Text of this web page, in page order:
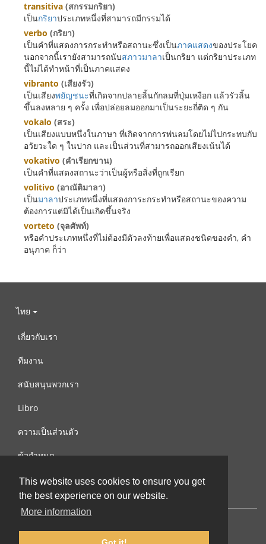
This website uses cookies to ensure you get
the best experience on our website.
More information
transitiva (สกรรมกริยา)
เป็นกริยาประเภทหนึ่งที่สามารถมีกรรมได้
verbo (กริยา)
เป็นคำที่แสดงการกระทำหรือสถานะซึ่งเป็นภาคแสดงของประโยค
นอกจากนี้เรายังสามารถนับสภาวมาลาเป็นกริยา แต่กริยาประเภท
นี้ไม่ได้ทำหน้าที่เป็นภาคแสดง
vibranto (เสียงรัว)
เป็นเสียงพยัญชนะที่เกิดจากปลายลิ้นกักลมที่ปุ่มเหงือก แล้วรัวลิ้น
ขึ้นลงหลาย ๆ ครั้ง เพื่อปล่อยลมออกมาเป็นระยะถี่ติด ๆ กัน
vokalo (สระ)
เป็นเสียงแบบหนึ่งในภาษา ที่เกิดจากการพ่นลมโดยไม่ไปกระทบกับ
อวัยวะใด ๆ ในปาก และเป็นส่วนที่สามารถออกเสียงเน้นได้
vokativo (คำเรียกขาน)
เป็นคำที่แสดงสถานะว่าเป็นผู้หรือสิ่งที่ถูกเรียก
volitivo (อาณัติมาลา)
เป็นมาลาประเภทหนึ่งที่แสดงการะกระทำหรือสถานะของความ
ต้องการแต่มิได้เป็นเกิดขึ้นจริง
vorteto (จุลศัพท์)
หรือคำประเภทหนึ่งที่ไม่ต้องมีตัวลงท้ายเพื่อแสดงชนิดของคำ, คำ
อนุภาค ก็ว่า
ไทย
เกี่ยวกับเรา
ทีมงาน
สนับสนุนพวกเรา
Libro
ความเป็นส่วนตัว
ข้อกำหนด
ติดต่อเรา